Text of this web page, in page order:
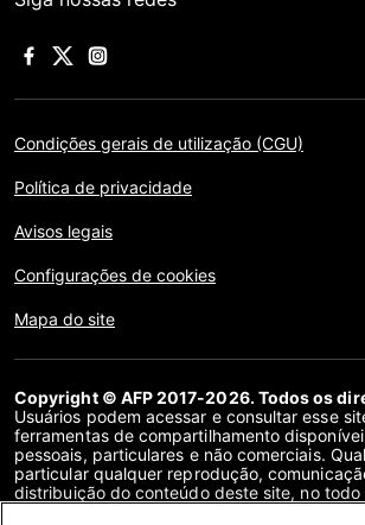
Condições gerais de utilização (CGU)
Política de privacidade
Avisos legais
Configurações de cookies
Mapa do site
Copyright © AFP 2017-2026. Todos os
Usuários podem acessar e consultar esse
ferramentas de compartilhamento
pessoais, particulares e não comerciais.
particular qualquer reprodução,
distribuição do conteúdo deste site, no todo